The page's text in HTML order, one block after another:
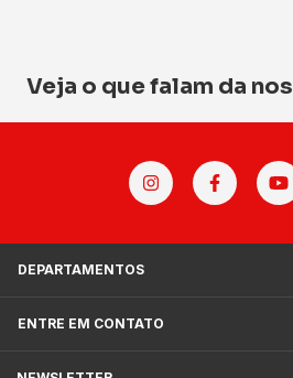
Veja o que falam da
DEPARTAMENTOS
ENTRE EM CONTATO